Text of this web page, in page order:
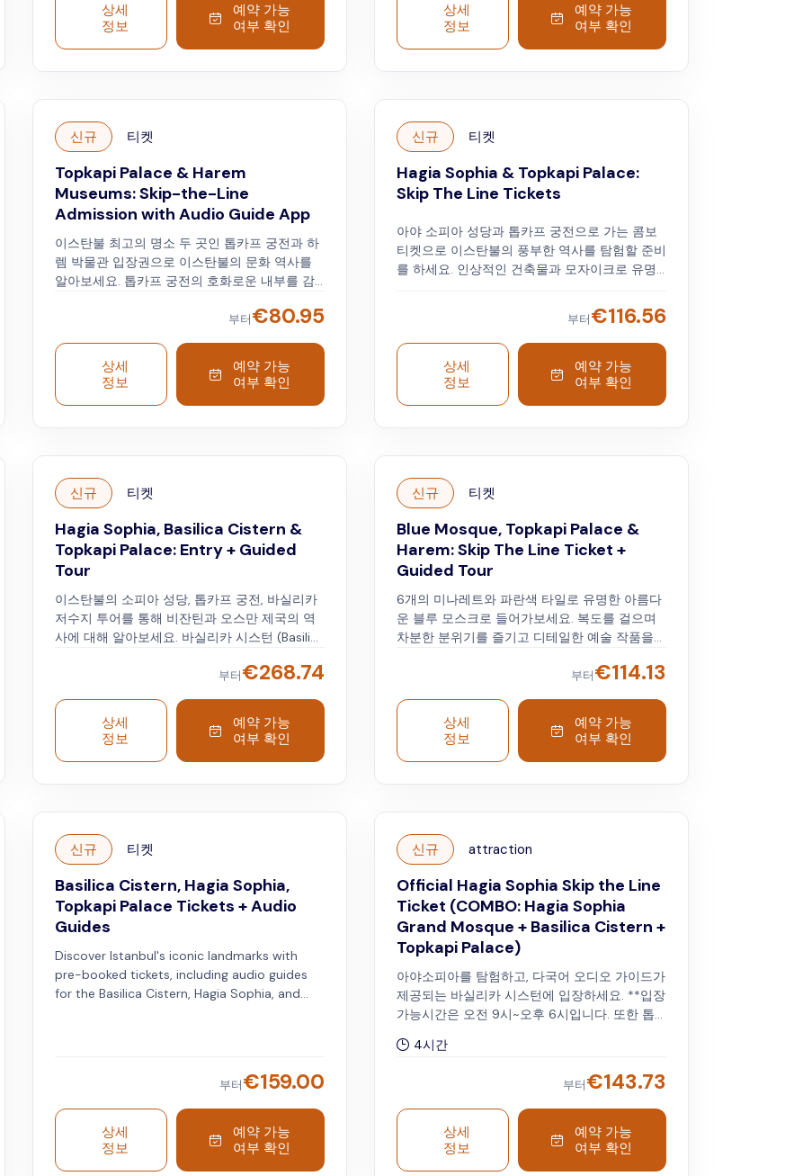
상세
정보
예약 가능
여부 확인
상세
정보
예약 가능
여부 확인
신규 티켓
Topkapi Palace & Harem
Museums: Skip-the-Line
Admission with Audio Guide App
이스탄불 최고의 명소 두 곳인 톱카프 궁전과 하
렘 박물관 입장권으로 이스탄불의 문화 역사를
알아보세요. 톱카프 궁전의 호화로운 내부를 감
상이 이 왕실 저택을 장식합니다. 스마트폰에서
궁전과 인접한 하렘 박물관의 비밀을 알아보고
궁전과 입주자에 대해 자세히 알아보세요.
부터€80.95
상세
정보
예약 가능
여부 확인
신규 티켓
Hagia Sophia & Topkapi Palace:
Skip The Line Tickets
아야 소피아 성당과 톱카프 궁전으로 가는 콤보
티켓으로 이스탄불의 풍부한 역사를 탐험할 준비
를 하세요. 인상적인 건축물과 모자이크로 유명
런 다음 화려한 톱카프 궁전을 방문하여 오스만
제국의 웅장한 방과 귀중한 유물을 만나보세요.
부터€116.56
상세
정보
예약 가능
여부 확인
신규 티켓
Hagia Sophia, Basilica Cistern &
Topkapi Palace: Entry + Guided
Tour
이스탄불의 소피아 성당, 톱카프 궁전, 바실리카
저수지 투어를 통해 비잔틴과 오스만 제국의 역
사에 대해 알아보세요. 바실리카 시스턴 (Basilica
세요. 톱카프 궁전에 도착해 건물, 파빌리온, 안뜰
을 둘러보세요. 가이드의 말을 들어보세요. 가이
드는 오스만 제국의 삶에 대한 통찰력을 공유하
합니다.
부터€268.74
상세
정보
예약 가능
여부 확인
신규 티켓
Blue Mosque, Topkapi Palace &
Harem: Skip The Line Ticket +
Guided Tour
6개의 미나레트와 파란색 타일로 유명한 아름다
운 블루 모스크로 들어가보세요. 복도를 걸으며
차분한 분위기를 즐기고 디테일한 예술 작품을
으로 오스만 제국의 술탄들의 삶을 엿볼 수 있습
니다. 정원을 산책하고, 평화로운 주변 환경을 즐
기며, 보스포루스의 전망을 감상해보세요. 하렘
부터€114.13
상세
정보
예약 가능
여부 확인
신규 티켓
Basilica Cistern, Hagia Sophia,
Topkapi Palace Tickets + Audio
Guides
Discover Istanbul's iconic landmarks with
pre-booked tickets, including audio guides
for the Basilica Cistern, Hagia Sophia, and
부터€159.00
상세
정보
예약 가능
여부 확인
신규 attraction
Official Hagia Sophia Skip the Line
Ticket (COMBO: Hagia Sophia
Grand Mosque + Basilica Cistern +
Topkapi Palace)
아야소피아를 탐험하고, 다국어 오디오 가이드가
제공되는 바실리카 시스턴에 입장하세요. **입장
가능시간은 오전 9시~오후 6시입니다. 또한 톱
access)하여 오디오 가이드와 함께 여유롭게 둘
정하신 날짜에 방문해 주셔야 합니다. 인솔자가
선택한 날짜와 시간에 미팅 장소에서 톱카프 궁
전의 우선 입장 전용 입구까지 안내합니다. * 아
야소피아와 바실리카 저수조는 바우처에 명시된
유효 기간 내에 다른 날에 방문할 수 있습니다.
4시간
부터€143.73
상세
정보
예약 가능
여부 확인